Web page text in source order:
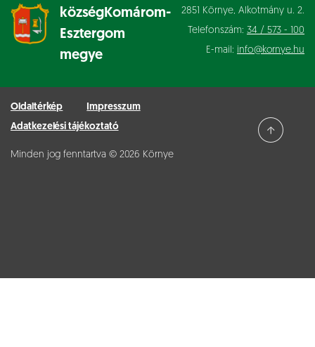
község Komárom-
Esztergom
megye
2851 Környe, Alkotmány u. 2.
Telefonszám: 34 / 573 - 100
E-mail: info@kornye.hu
Oldaltérkép
Impresszum
Adatkezelési tájékoztató
Minden jog fenntartva © 2026 Környe